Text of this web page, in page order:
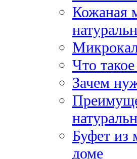
Кожаная
Что
Зачем
Буфет из
доме